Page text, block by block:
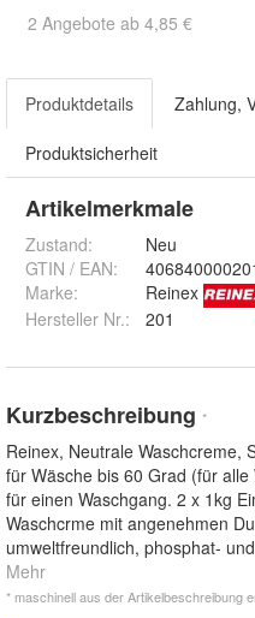
2 Angebote ab 4,85 €
Produktdetails Zahlung,
Produktsicherheit
Artikelmerkmale
Zustand:
Neu
GTIN / EAN:
Marke:
Reinex
Hersteller Nr.:
201
Kurzbeschreibung *
Reinex, Neutrale Waschcreme,
für Wäsche bis 60 Grad (für
für einen Waschgang. 2 x 1kg
Waschcrme mit angenehmen
umweltfreundlich, phosphat-
Mehr
* maschinell aus der Artikelbeschreibung